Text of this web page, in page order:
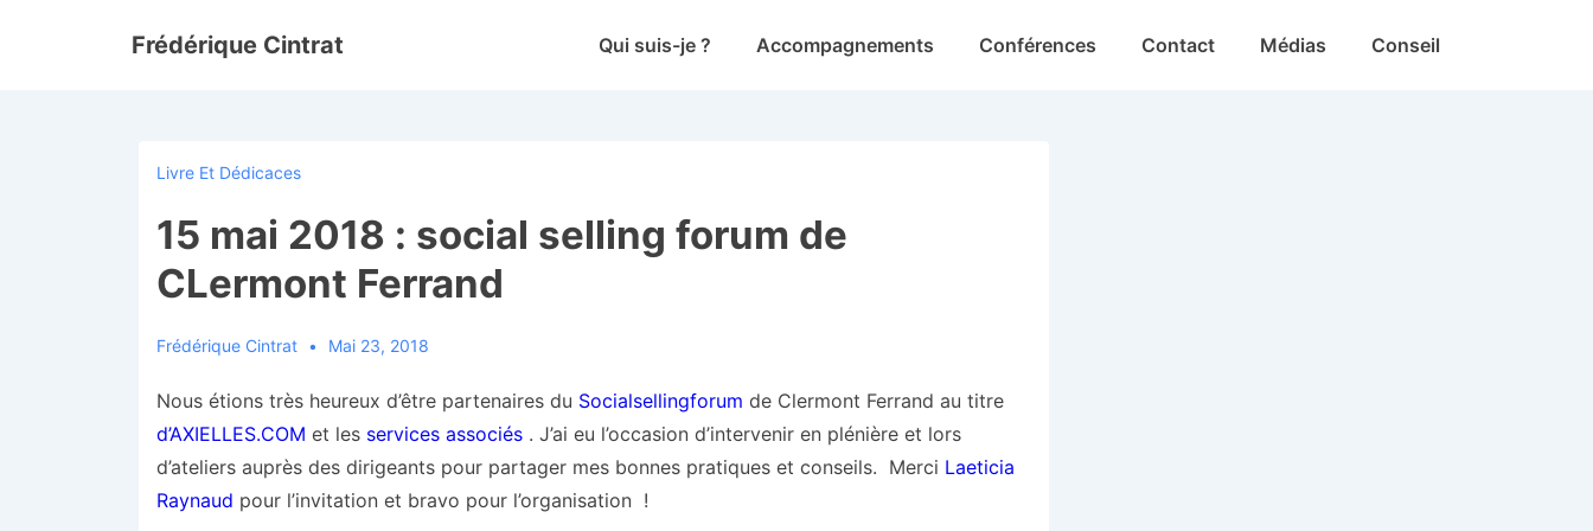
Frédérique Cintrat
MainQui suis-je ? Accompagnements Conférences Contact Médias Conseil
Livre Et Dédicaces
15 mai 2018 : social selling forum de
CLermont Ferrand
Frédérique Cintrat Mai 23, 2018
Nous étions très heureux d’être partenaires du Socialsellingforum de Clermont Ferrand au titre
d’AXIELLES.COM et les services associés . J’ai eu l’occasion d’intervenir en plénière et lors
d’ateliers auprès des dirigeants pour partager mes bonnes pratiques et conseils. Merci Laeticia
Raynaud pour l’invitation et bravo pour l’organisation !